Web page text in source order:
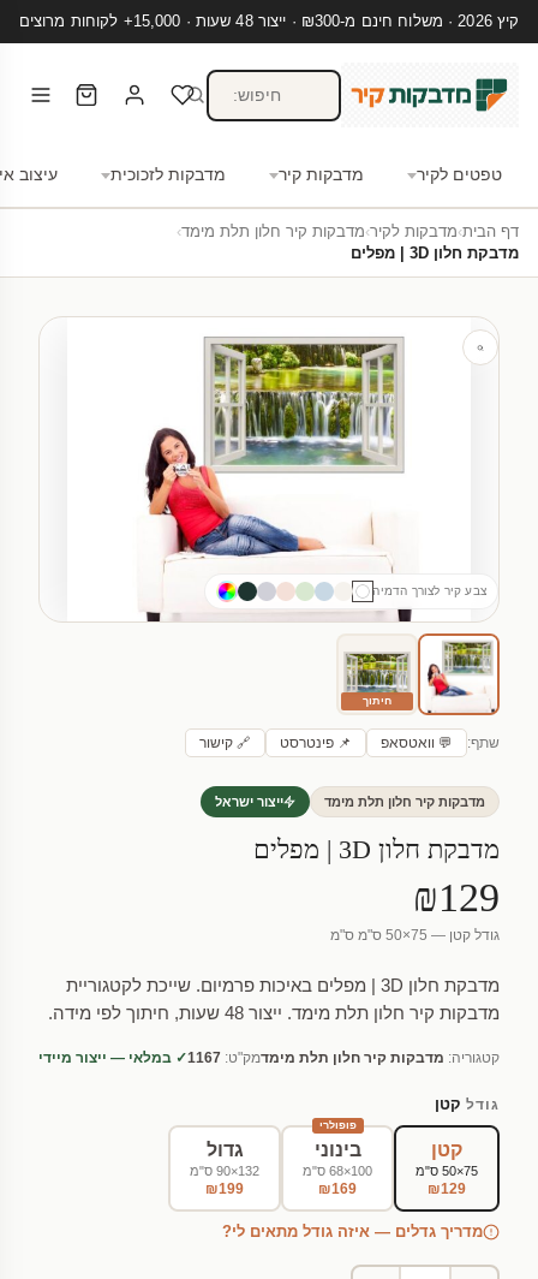
קיץ 2026 · משלוח חינם מ-₪300 · ייצור 48 שעות · 15,000+ לקוחות מרוצים
טפטים לקיר מדבקות קיר מדבקות לזכוכית עיצוב
דף הבית›מדבקות לקיר›מדבקות קיר חלון תלת מימד›
מדבקת חלון 3D | מפלים
צבע קיר לצורך הדמיה
חיתוך
שתף: 💬 וואטסאפ 📌 פינטרסט 🔗 קישור
מדבקות קיר חלון תלת מימד ייצור ישראל
מדבקת חלון 3D | מפלים
₪129
גודל קטן — 75×50 ס"מ ס"מ
מדבקת חלון 3D | מפלים באיכות פרמיום. שייכת לקטגוריית
מדבקות קיר חלון תלת מימד. ייצור 48 שעות, חיתוך לפי מידה.
קטגוריה: מדבקות קיר חלון תלת מימדמק"ט: 1167✓ במלאי — ייצור מיידי
גודל קטן
קטן
75×50 ס"מ
₪129
פופולרי
בינוני
100×68 ס"מ
₪169
גדול
132×90 ס"מ
₪199
מדריך גדלים — איזה גודל מתאים לי?